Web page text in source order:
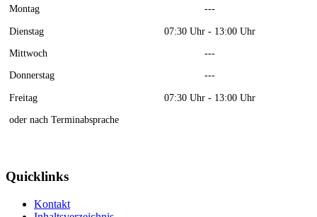
Montag
---
Dienstag
07:30 Uhr - 13:00 Uhr
Mittwoch
---
Donnerstag
---
Freitag
07:30 Uhr - 13:00 Uhr
oder nach Terminabsprache
Quicklinks
Kontakt